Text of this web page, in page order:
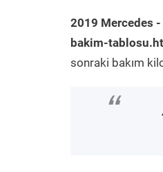
2019 Mercedes -
bakim-
sonraki bakım
“